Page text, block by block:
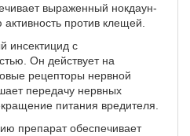
выраженный нокдаун-
против клещей.
инсектицид с
Он действует на
рецепторы нервной
передачу нервных
питания вредителя.
препарат обеспечивает